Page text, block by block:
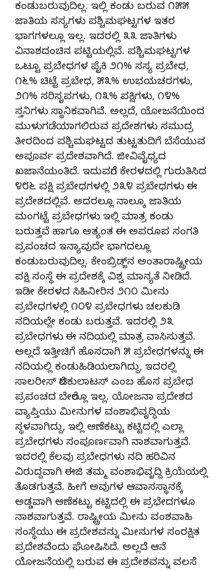
ಕಂಡುಬರುವುದಿಲ್ಲ. ಇಲ್ಲಿ ಕಂಡು ಬರುವ ೧೫೫
ಜಾತಿಯ ಸಸ್ಯಗಳು ಪಶ್ಚಿಮಘಟ್ಟಗಳ ಇತರ
ಭಾಗಗಳಲ್ಲೂ ಇಲ್ಲ. ಇದರಲ್ಲಿ ೩೩ ಜಾತಿಗಳು
ವಿನಾಶದಂಚಿನ ಪಟ್ಟಿಯಲ್ಲಿವೆ. ಪಶ್ಚಿಮಘಟ್ಟಗಳ
ಒಟ್ಟೂ ಪ್ರಬೇಧಗಳ ಪೈಕಿ ೨೧% ಸಸ್ಯ ಪ್ರಬೇಧ,
೧೬% ಚಿಟ್ಟೆ ಪ್ರಬೇಧ, ೫೩% ಉಭಯಚರಗಳು,
೨೧% ಸರಿಸೃಪಗಳು, ೧೩% ಪಕ್ಷಿಗಳು, ೧೪%
ಸ್ತನಿಗಳು ಸ್ಥಾನಿಕವಾಗಿವೆ. ಅಲ್ಲದೆ, ಯೋಜನೆಯಿಂದ
ಮುಳುಗಡೆಯಾಗಲಿರುವ ಪ್ರದೇಶಗಳು ಸಮುದ್ರ
ತೀರದಿಂದ ಪಶ್ಚಿಮಘಟ್ಟದ ತುಟ್ಟತುದಿಗೆ ಬೆಸೆಯುವ
ಅಪೂರ್ವ ಪ್ರದೇಶವಾಗಿದೆ. ಜೀವಿವೈಧ್ಯದ
ಖಜಾನೆಯಂತಿದೆ. ಇದುವರೆಗೆ ಕೇರಳದಲ್ಲಿ ಗುರುತಿಸಿದ
೪೮೬ ಪಕ್ಷಿ ಪ್ರಬೇಧಗಳಲ್ಲಿ ೨೩೪ ಪ್ರಬೇಧಗಳು ಈ
ಪ್ರದೇಶದಲ್ಲಿವೆ. ಅದರಲ್ಲೂ ನಾಲ್ಕೂ ಜಾತಿಯ
ಮಂಗಟ್ಟೆ ಪ್ರಬೇಧಗಳು ಇಲ್ಲಿ ಮಾತ್ರ ಕಂಡು
ಬರುತ್ತವೆ ಹಾಗೂ ಅತ್ಯಂತ ಈ ಅಪರೂಪ ಸಂಗತಿ
ಪ್ರಪಂಚದ ಇನ್ಯಾವುದೇ ಭಾಗದಲ್ಲೂ
ಕಂಡುಬರುವುದಿಲ್ಲ. ಕೇಂಬ್ರಿಡ್ಜ್‌ನ ಅಂತಾರಾಷ್ಟ್ರೀಯ
ಪಕ್ಷಿ ಸಂಸ್ಥೆ ಈ ಪ್ರದೇಶಕ್ಕೆ ವಿಶ್ವ ಮಾನ್ಯತೆ ನೀಡಿದೆ.
ಇಡೀ ಕೇರಳದ ಸಿಹಿನೀರಿನ ೨೧೦ ಮೀನು
ಪ್ರಬೇಧಗಳಲ್ಲಿ ೧೦೪ ಪ್ರಬೇಧಗಳು ಚಲಕುಡಿ
ನದಿಯಲ್ಲೇ ಕಂಡು ಬರುತ್ತವೆ. ಇದರಲ್ಲಿ ೨೩
ಪ್ರಬೇಧಗಳು ಈ ನದಿಯಲ್ಲಿ ಮಾತ್ರ ವಾಸಿಸುತ್ತವೆ.
ಅಲ್ಲದೆ ಇತ್ತೀಚಿಗೆ ಹೊಸದಾಗಿ ೫ ಪ್ರಬೇಧಗಳನ್ನು ಈ
ನದಿಯಲ್ಲಿ ಕಂಡುಹಿಡಿಯಲಾಗಿದ್ದು, ಇದರಲ್ಲಿ
ಸಾಲರೀಸ್ ರೆಟಿಕುಲಾಟಸ್ ಎಂಬ ಹೊಸ ಪ್ರಬೇಧ
ಪ್ರಪಂಚದ ಬೇರೆಲ್ಲೂ ಇಲ್ಲ. ಯೋಜನಾ ಪ್ರದೇಶದ
ವ್ಯಾಪ್ತಿಯು ಮೀನುಗಳ ವಂಶಾಭಿವೃದ್ಧಿಯ
ಸ್ಥಳವಾಗಿದ್ದು, ಇಲ್ಲಿ ಆಣೆಕಟ್ಟು ಕಟ್ಟಿದಲ್ಲಿ ಎಲ್ಲಾ
ಪ್ರಬೇಧಗಳು ಸಂಪೂರ್ಣವಾಗಿ ನಾಶವಾಗುತ್ತವೆ.
ಇದರಲ್ಲಿ ಕೆಲವು ಪ್ರಬೇಧಗಳು ನದಿ ಹರಿವಿನ
ವಿರುದ್ದವಾಗಿ ಈಜಿ ತಮ್ಮ ವಂಶಾಭಿವೃದ್ದಿ ಕ್ರಿಯೆಯಲ್ಲಿ
ತೊಡಗುತ್ತವೆ. ಹೀಗೆ ಅವುಗಳ ಆವಾಸಸ್ಥಾನಕ್ಕೆ
ಅಡ್ಡವಾಗಿ ಆಣೆಕಟ್ಟು ಕಟ್ಟಿದಲ್ಲಿ ಈ ಪ್ರಭೇದಗಳೂ
ನಾಶವಾಗುತ್ತವೆ. ರಾಷ್ಟ್ರೀಯ ಮೀನು ವಂಶವಾಹಿ
ಸಂಸ್ಥೆಯು ಈ ಪ್ರದೇಶವನ್ನು ಮೀನುಗಳ ಸಂರಕ್ಷಿತ
ಪ್ರದೇಶವೆಂದು ಘೋಷಿಸಿದೆ. ಅಲ್ಲದೆ ಆನೆ
ಯೋಜನೆಯಲ್ಲಿ ಬರುವ ಈ ಪ್ರದೇಶವನ್ನು ವಲಸೆ